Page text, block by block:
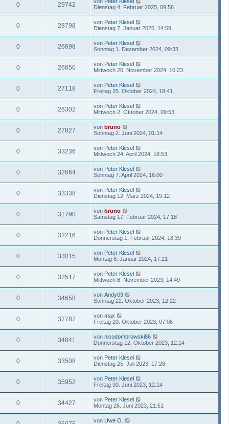
0 29742
Dienstag 4. Februar 2025, 09:56
0 28798 von Peter Klesel
Dienstag 7. Januar 2025, 14:59
0 26698 von Peter Klesel
Sonntag 1. Dezember 2024, 09:33
0 26650 von Peter Klesel
Mittwoch 20. November 2024, 10:23
0 27118 von Peter Klesel
Freitag 25. Oktober 2024, 18:41
0 26302 von Peter Klesel
Mittwoch 2. Oktober 2024, 09:53
0 27827 von bruno
Sonntag 2. Juni 2024, 01:14
0 33236 von Peter Klesel
Mittwoch 24. April 2024, 18:53
0 32864 von Peter Klesel
Sonntag 7. April 2024, 16:00
0 33338 von Peter Klesel
Dienstag 12. März 2024, 19:12
0 31790 von bruno
Samstag 17. Februar 2024, 17:18
0 32216 von Peter Klesel
Donnerstag 1. Februar 2024, 18:39
0 33015 von Peter Klesel
Montag 8. Januar 2024, 17:21
0 32517 von Peter Klesel
Mittwoch 8. November 2023, 14:49
0 34658 von Andy09
Sonntag 22. Oktober 2023, 12:22
0 37787 von max
Freitag 20. Oktober 2023, 07:06
0 34841 von nicodombrowski86
Donnerstag 12. Oktober 2023, 12:14
0 33508 von Peter Klesel
Dienstag 25. Juli 2023, 17:28
0 35952 von Peter Klesel
Freitag 30. Juni 2023, 12:14
0 34427 von Peter Klesel
Montag 26. Juni 2023, 21:51
von Uwe O.